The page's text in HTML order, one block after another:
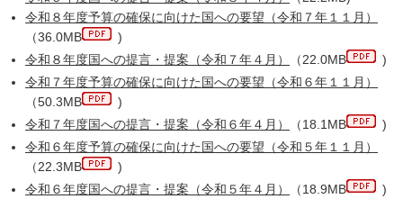
令和８年度予算の確保に向けた国への要望（令和７年１１月）
（36.0MB
)
令和８年度国への提言・提案（令和７年４月）
（22.0MB
)
令和７年度予算の確保に向けた国への要望（令和６年１１月）
（50.3MB
)
令和７年度国への提言・提案（令和６年４月）
（18.1MB
)
令和６年度予算の確保に向けた国への要望（令和５年１１月）
（22.3MB
)
令和６年度国への提言・提案（令和５年４月）
（18.9MB
)